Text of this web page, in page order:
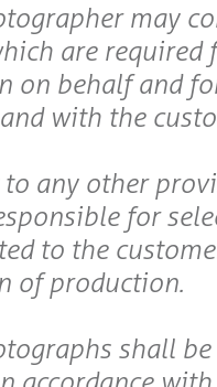
may
are
on behalf and
with the
to any other
for
to the
of production.
shall